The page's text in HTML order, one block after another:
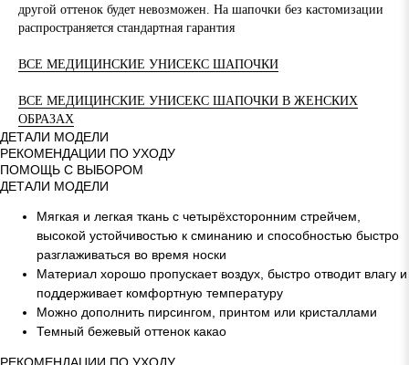
другой оттенок будет невозможен. На шапочки без кастомизации
распространяется стандартная гарантия
ВСЕ МЕДИЦИНСКИЕ УНИСЕКС ШАПОЧКИ
ВСЕ МЕДИЦИНСКИЕ УНИСЕКС ШАПОЧКИ В ЖЕНСКИХ
ОБРАЗАХ
ДЕТАЛИ МОДЕЛИ
РЕКОМЕНДАЦИИ ПО УХОДУ
ПОМОЩЬ С ВЫБОРОМ
ДЕТАЛИ МОДЕЛИ
Мягкая и легкая ткань с четырёхсторонним стрейчем,
высокой устойчивостью к сминанию и способностью быстро
разглаживаться во время носки
Материал хорошо пропускает воздух, быстро отводит влагу и
поддерживает комфортную температуру
Можно дополнить пирсингом, принтом или кристаллами
Темный бежевый оттенок какао